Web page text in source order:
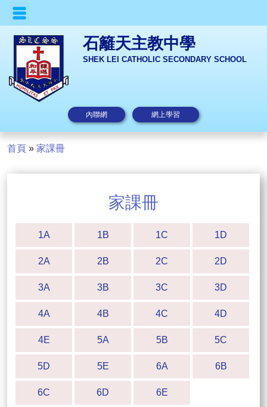
石籬天主教中學
SHEK LEI CATHOLIC SECONDARY SCHOOL
內聯網 網上學習
首頁 » 家課冊
家課冊
1A 1B 1C 1D
2A 2B 2C 2D
3A 3B 3C 3D
4A 4B 4C 4D
4E 5A 5B 5C
5D 5E 6A 6B
6C 6D 6E